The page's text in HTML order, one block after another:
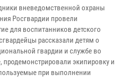
вневедомственной охраны
Росгвардии провели
для воспитанников детского
рассказали детям о
гвардии и службе во
экипировку и
при выполнении